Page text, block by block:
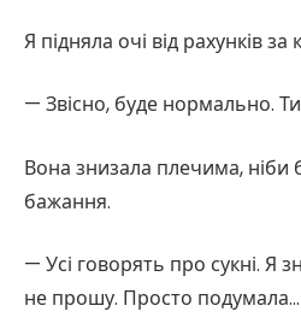
Я підняла очі від рахунків за
— Звісно, буде нормально.
Вона знизала плечима, ніби
бажання.
— Усі говорять про сукні. Я
не прошу. Просто подумала…